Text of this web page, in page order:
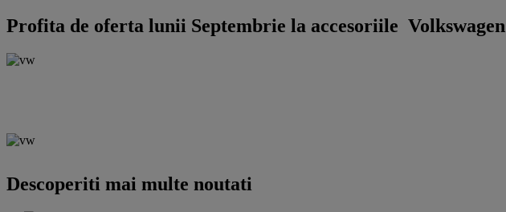
Profita de oferta lunii Septembrie la accesoriile Volkswagen
Descoperiti mai multe noutati